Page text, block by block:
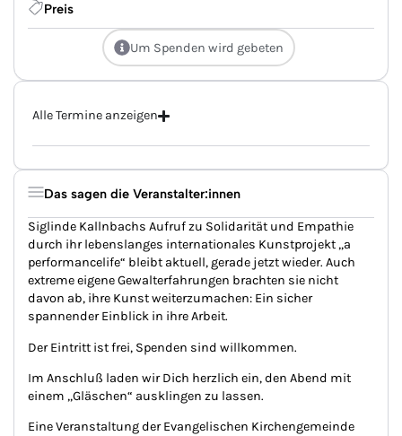
Preis
Um Spenden wird gebeten
Alle Termine anzeigen
Das sagen die Veranstalter:innen
Siglinde Kallnbachs Aufruf zu Solidarität und Empathie
durch ihr lebenslanges internationales Kunstprojekt „a
performancelife“ bleibt aktuell, gerade jetzt wieder. Auch
extreme eigene Gewalterfahrungen brachten sie nicht
davon ab, ihre Kunst weiterzumachen: Ein sicher
spannender Einblick in ihre Arbeit.
Der Eintritt ist frei, Spenden sind willkommen.
Im Anschluß laden wir Dich herzlich ein, den Abend mit
einem „Gläschen“ ausklingen zu lassen.
Eine Veranstaltung der Evangelischen Kirchengemeinde